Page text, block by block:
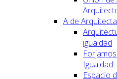
A de
igualdad
Igualdad
Espacio